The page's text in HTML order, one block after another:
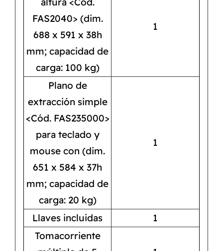
FAS2040> (dim.
688 x 591 x 38h
mm; capacidad de
carga: 100 kg)
1
Plano de
extracción simple
<Cód. FAS235000>
para teclado y
mouse con (dim.
651 x 584 x 37h
mm; capacidad de
carga: 20 kg)
1
Llaves incluidas
1
Tomacorriente